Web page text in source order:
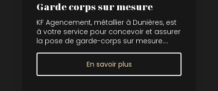
Garde corps sur mesure
KF Agencement, métallier à Dunières, est
à votre service pour concevoir et assurer
la pose de garde-corps sur mesure....
En savoir plus